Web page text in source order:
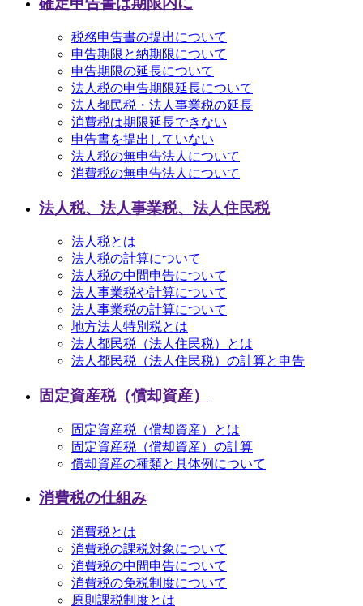
税務申告書の提出について
申告期限と納期限について
申告期限の延長について
法人税の申告期限延長について
法人都民税・法人事業税の延長
消費税は期限延長できない
申告書を提出していない
法人税の無申告法人について
消費税の無申告法人について
法人税、法人事業税、法人住民税
法人税とは
法人税の計算について
法人税の中間申告について
法人事業税や計算について
法人事業税の計算について
地方法人特別税とは
法人都民税（法人住民税）とは
法人都民税（法人住民税）の計算と申告
固定資産税（償却資産）
固定資産税（償却資産）とは
固定資産税（償却資産）の計算
償却資産の種類と具体例について
消費税の仕組み
消費税とは
消費税の課税対象について
消費税の中間申告について
消費税の免税制度について
原則課税制度とは